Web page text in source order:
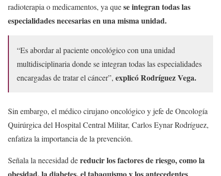
radioterapia o medicamentos, ya quese integran todas las
especialidades necesarias en una misma unidad.
“Es abordar al paciente oncológico con una unidad
multidisciplinaria donde se integran todas las especialidades
encargadas de tratar el cáncer”, explicó Rodríguez Vega.
Sin embargo, el médico cirujano oncológico y jefe de Oncología
Quirúrgica del Hospital Central Militar, Carlos Eynar Rodríguez,
enfatiza la importancia de la prevención.
Señala la necesidad dereducir los factores de riesgo, como la
obesidad, la diabetes, el tabaquismo y los antecedentes